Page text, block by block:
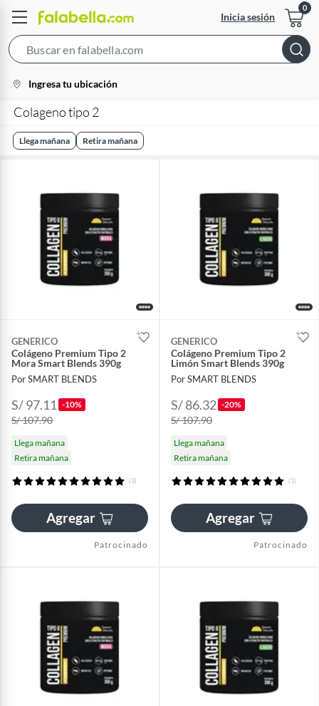
Inicia sesión
Bar
location-
icon
Ingresa tu ubicación
Colageno tipo 2
Llega mañana Retira mañana
GENERICO
Colágeno Premium Tipo 2
Mora Smart Blends 390g
Por SMART BLENDS
S/ 97.11 -10%
S/ 107.90
Llega mañana
Retira mañana
(3)
Agregar
Patrocinado
GENERICO
Colágeno Premium Tipo 2
Limón Smart Blends 390g
Por SMART BLENDS
S/ 86.32 -20%
S/ 107.90
Llega mañana
Retira mañana
(1)
Agregar
Patrocinado